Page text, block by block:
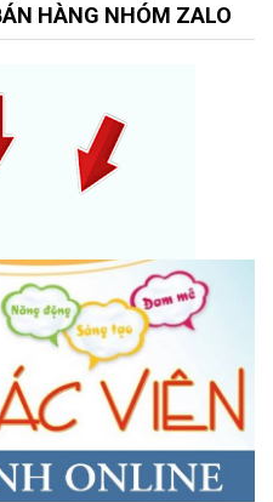
HÀNG NHÓM ZALO